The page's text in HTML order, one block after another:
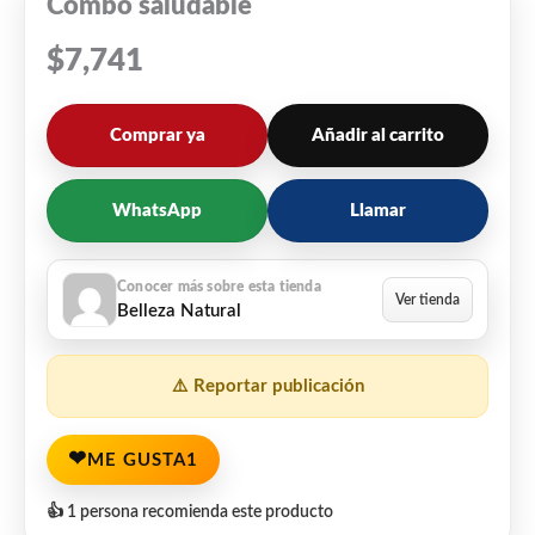
Combo saludable
$7,741
Comprar ya Añadir al carrito
WhatsApp Llamar
Belleza Natural
⚠️ Reportar publicación
❤ ME GUSTA1
👍 1 persona recomienda este producto